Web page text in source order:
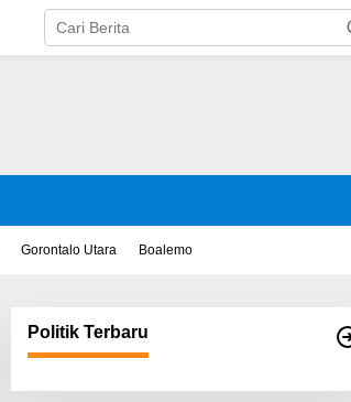
Gorontalo Utara Boalemo
Politik Terbaru